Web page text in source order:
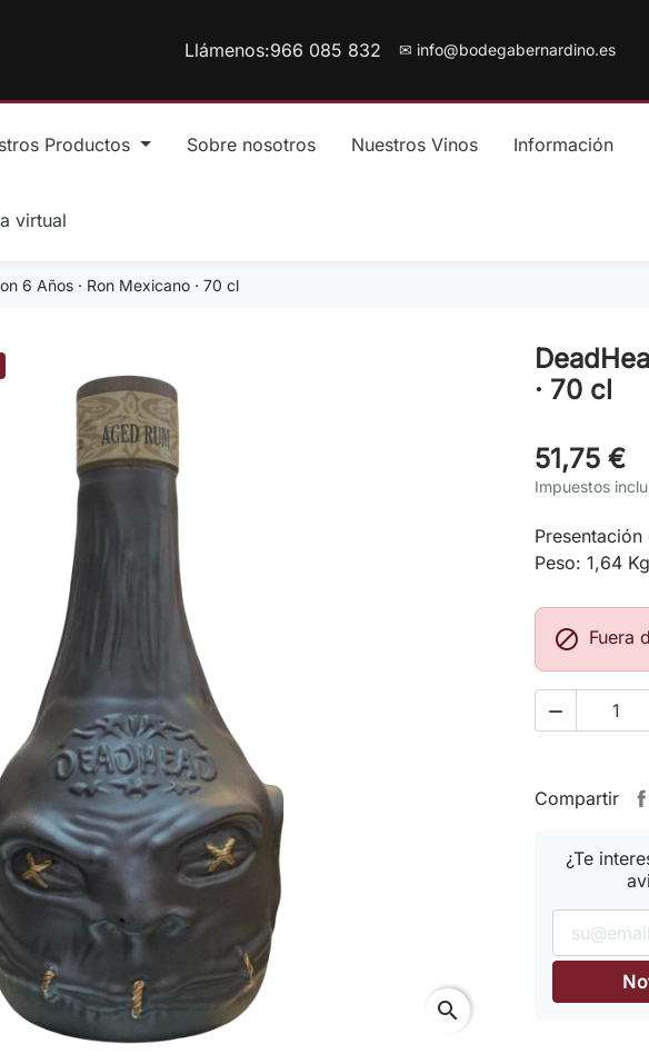
Llámenos:966 085 832 ✉ info@bodegabernardino.es
Productos Sobre nosotros Nuestros Vinos Información
virtual
6 Años · Ron Mexicano · 70 cl
search
· 70 cl
51,75 €
Impuestos
Peso: 1,64 Kg
 Fuera

Compartir
¿Te